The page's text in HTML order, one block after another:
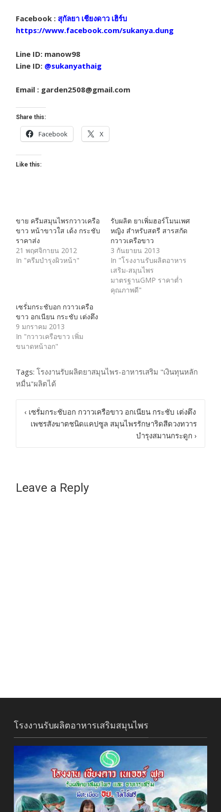
Facebook : สุกัลยา เชียงดาว เฮิร์บ
https://www.facebook.com/sukanya.dung
Line ID: manow98
Line ID: @sukanyathaig
Email : garden2508@gmail.com
Share this:
Facebook X
Like this:
ขาย ครีมสมุนไพรกวาวเครือ
ขาว หน้าขาวใส เด้ง กระชับ
ราคาส่ง
21 พฤศจิกายน 2012
In "ครีมบำรุงผิวหน้า"
รับผลิต ยาเพิ่มฮอร์โมนเพศ
หญิง สําหรับสตรี สารสกัด
กวาวเครือขาว
3 กันยายน 2013
In "โรงงานรับผลิตอาหาร
เสริม-สมุนไพร
มาตรฐานGMP ราคาต่ำ
คุณภาพดี"
เซรั่มกระชับอก กวาวเครือ
ขาว อกเนียน กระชับ เต่งตึง
9 มกราคม 2013
In "กวาวเครือขาว เพิ่ม
ขนาดหน้าอก"
Tags: โรงงานรับผลิตยาสมุนไพร-อาหารเสริม "เงินทุนหลัก
หมื่น"ผลิตได้
Post
navigation
‹ เซรั่มกระชับอก กวาวเครือขาว อกเนียน กระชับ เต่งตึง
เพชรสังฆาตชนิดแคปซูล สมุนไพรรักษาริดสีดวงทวาร
บำรุงสมานกระดูก ›
Leave a Reply
โรงงานรับผลิตอาหารเสริมสมุนไพร